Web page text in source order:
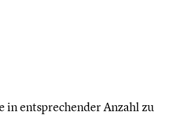
entsprechender Anzahl zu